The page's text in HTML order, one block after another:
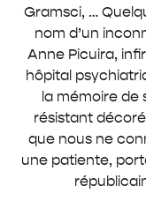
Gramsci, …
nom d’un
Anne Picuira,
hôpital
la mémoire de
résistant
que nous ne
une patiente,